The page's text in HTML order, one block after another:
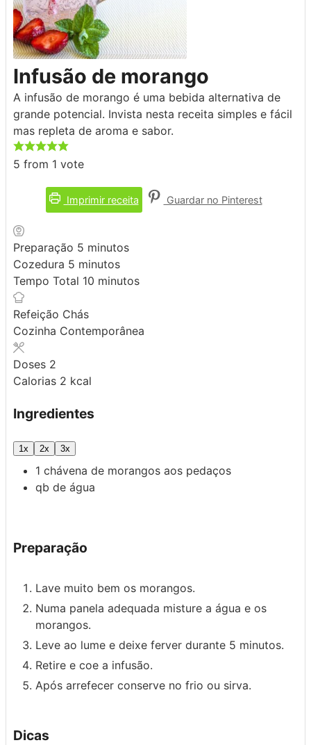
Infusão de morango
A infusão de morango é uma bebida alternativa de
grande potencial. Invista nesta receita simples e fácil
mas repleta de aroma e sabor.
5 from 1 vote
Imprimir receita Guardar no Pinterest
Preparação 5 minutos
minutos
Cozedura 5 minutos
minutos
Tempo Total 10 minutos
minutos
Refeição Chás
Cozinha Contemporânea
Doses 2
Calorias 2 kcal
Ingredientes
1x 2x 3x
1 chávena de morangos aos pedaços
qb de água
Preparação
Lave muito bem os morangos.
Numa panela adequada misture a água e os
morangos.
Leve ao lume e deixe ferver durante 5 minutos.
Retire e coe a infusão.
Após arrefecer conserve no frio ou sirva.
Dicas